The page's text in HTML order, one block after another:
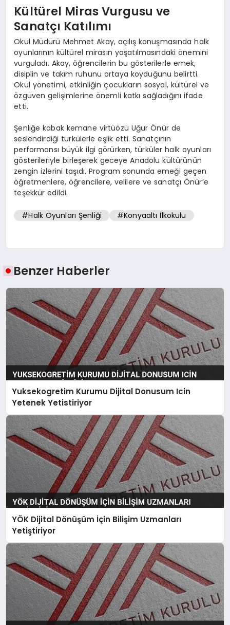
Kültürel Miras Vurgusu ve
Sanatçı Katılımı
Okul Müdürü Mehmet Akay, açılış konuşmasında halk
oyunlarının kültürel mirasın yaşatılmasındaki önemini
vurguladı. Akay, öğrencilerin bu gösterilerle emek,
disiplin ve takım ruhunu ortaya koyduğunu belirtti.
Okul yönetimi, etkinliğin çocukların sosyal, kültürel ve
özgüven gelişimlerine önemli katkı sağladığını ifade
etti.
Şenliğe kabak kemane virtüözü Uğur Önür de
seslendirdiği türkülerle eşlik etti. Sanatçının
performansı büyük ilgi görürken, türküler halk oyunları
gösterileriyle birleşerek geceye Anadolu kültürünün
zengin izlerini taşıdı. Program sonunda emeği geçen
öğretmenlere, öğrencilere, velilere ve sanatçı Önür’e
teşekkür edildi.
#Halk Oyunları Şenliği #Konyaaltı İlkokulu
Benzer Haberler
Yuksekogretim Kurumu Dijital Donusum Icin
Yetenek Yetistiriyor
YÖK Dijital Dönüşüm İçin Bilişim Uzmanları
Yetiştiriyor